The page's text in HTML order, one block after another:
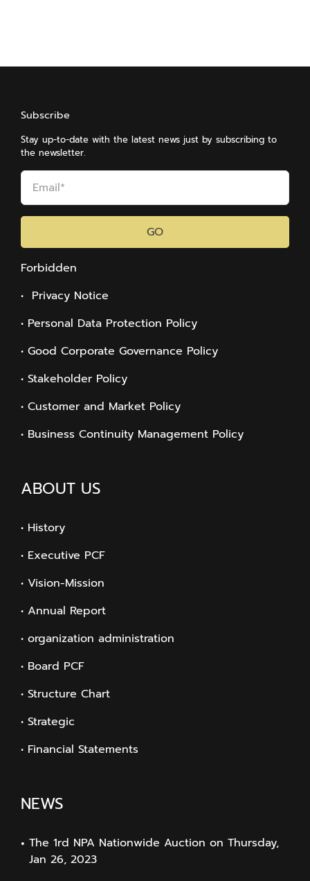
Subscribe
Stay up-to-date with the latest news just by subscribing to
the newsletter.
GO
Forbidden
• Privacy Notice
• Personal Data Protection Policy
• Good Corporate Governance Policy
• Stakeholder Policy
• Customer and Market Policy
• Business Continuity Management Policy
ABOUT US
• History
• Executive PCF
• Vision-Mission
• Annual Report
• organization administration
• Board PCF
• Structure Chart
• Strategic
• Financial Statements
NEWS
The 1rd NPA Nationwide Auction on Thursday,
Jan 26, 2023